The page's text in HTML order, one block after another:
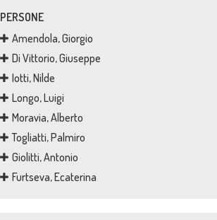
PERSONE
Amendola, Giorgio
Di Vittorio, Giuseppe
Iotti, Nilde
Longo, Luigi
Moravia, Alberto
Togliatti, Palmiro
Giolitti, Antonio
Furtseva, Ecaterina